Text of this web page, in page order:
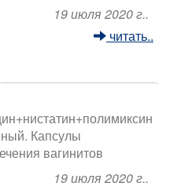
19 июля 2020 г..
читать..
Капсулы
вагинитов
19 июля 2020 г..